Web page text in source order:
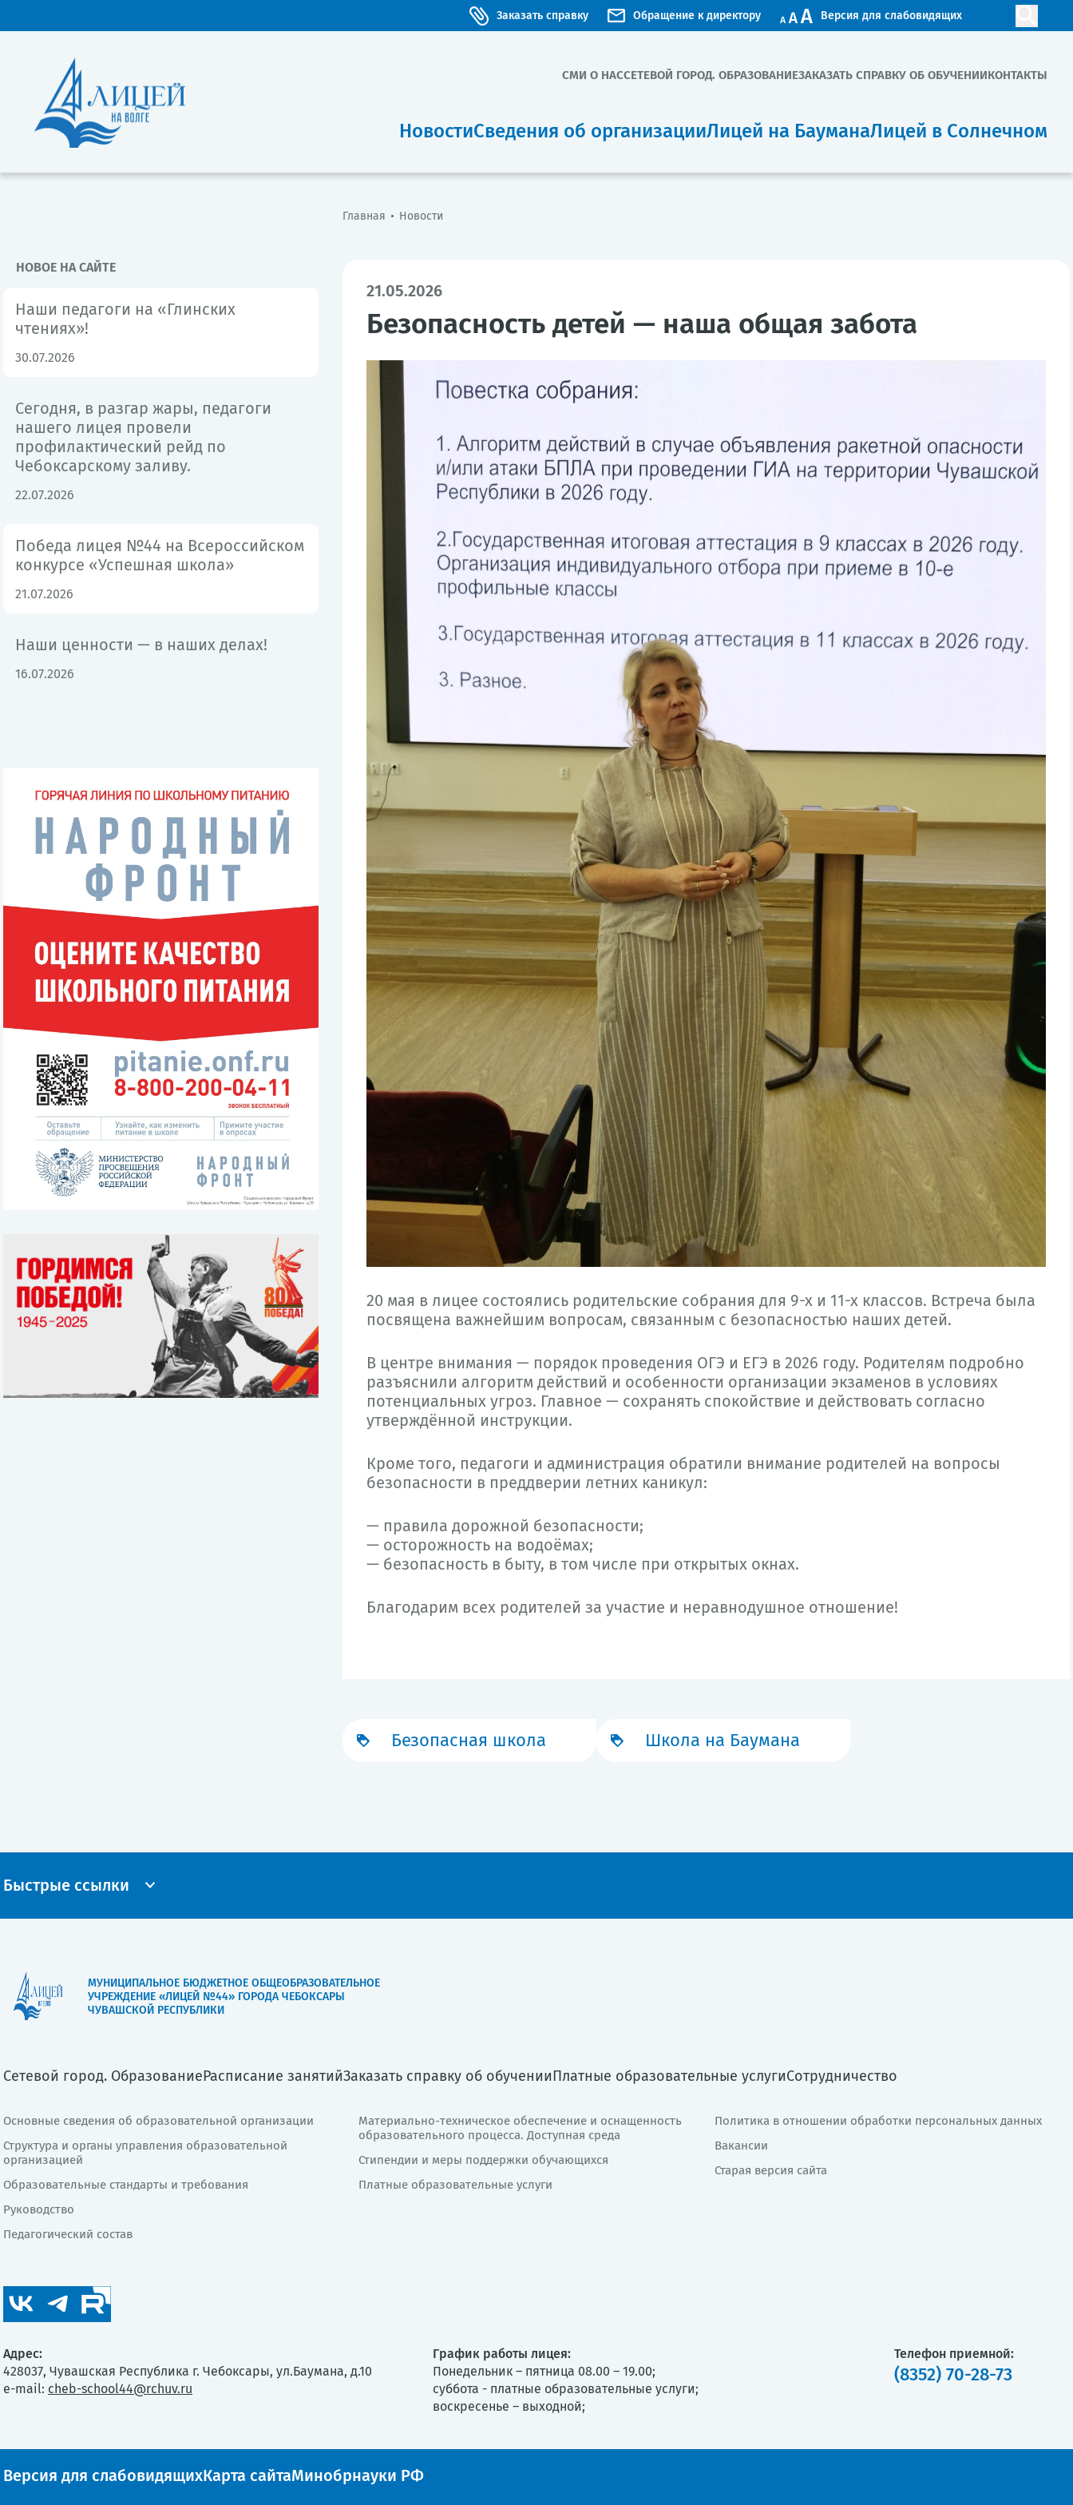
Заказать справку Обращение к директору Версия для слабовидящих
СМИ О НАССЕТЕВОЙ ГОРОД. ОБРАЗОВАНИЕЗАКАЗАТЬ СПРАВКУ ОБ ОБУЧЕНИИКОНТАКТЫ
НовостиСведения об организацииЛицей на БауманаЛицей в Солнечном
Главная Новости
НОВОЕ НА САЙТЕ
Наши педагоги на «Глинских
чтениях»!
30.07.2026
Сегодня, в разгар жары, педагоги
нашего лицея провели
профилактический рейд по
Чебоксарскому заливу.
22.07.2026
Победа лицея №44 на Всероссийском
конкурсе «Успешная школа»
21.07.2026
Наши ценности — в наших делах!
16.07.2026
21.05.2026
Безопасность детей — наша общая забота
20 мая в лицее состоялись родительские собрания для 9-х и 11-х классов. Встреча была
посвящена важнейшим вопросам, связанным с безопасностью наших детей.
В центре внимания — порядок проведения ОГЭ и ЕГЭ в 2026 году. Родителям подробно
разъяснили алгоритм действий и особенности организации экзаменов в условиях
потенциальных угроз. Главное — сохранять спокойствие и действовать согласно
утверждённой инструкции.
Кроме того, педагоги и администрация обратили внимание родителей на вопросы
безопасности в преддверии летних каникул:
— правила дорожной безопасности;
— осторожность на водоёмах;
— безопасность в быту, в том числе при открытых окнах.
Благодарим всех родителей за участие и неравнодушное отношение!
Безопасная школа Школа на Баумана
Быстрые ссылки
МУНИЦИПАЛЬНОЕ БЮДЖЕТНОЕ ОБЩЕОБРАЗОВАТЕЛЬНОЕ
УЧРЕЖДЕНИЕ «ЛИЦЕЙ №44» ГОРОДА ЧЕБОКСАРЫ
ЧУВАШСКОЙ РЕСПУБЛИКИ
Сетевой город. ОбразованиеРасписание занятийЗаказать справку об обученииПлатные образовательные услугиСотрудничество
Основные сведения об образовательной организации
Структура и органы управления образовательной
организацией
Образовательные стандарты и требования
Руководство
Педагогический состав
Материально-техническое обеспечение и оснащенность
образовательного процесса. Доступная среда
Стипендии и меры поддержки обучающихся
Платные образовательные услуги
Политика в отношении обработки персональных данных
Вакансии
Старая версия сайта
Адрес:
428037, Чувашская Республика г. Чебоксары, ул.Баумана, д.10
e-mail: cheb-school44@rchuv.ru
График работы лицея:
Понедельник – пятница 08.00 – 19.00;
суббота - платные образовательные услуги;
воскресенье – выходной;
Телефон приемной:
(8352) 70-28-73
Версия для слабовидящихКарта сайтаМинобрнауки РФ